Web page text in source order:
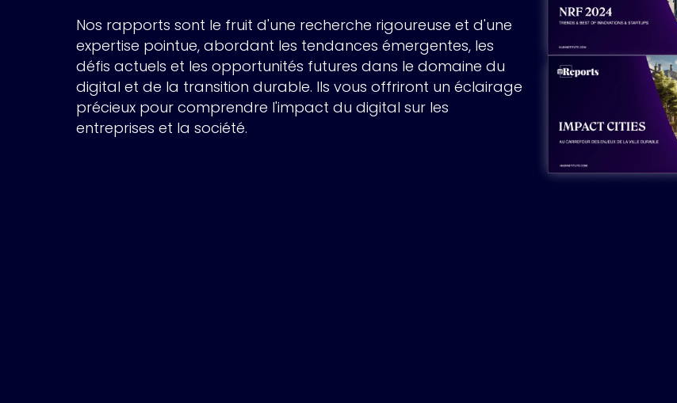
Nos rapports sont le fruit d'une recherche rigoureuse et d'une
expertise pointue, abordant les tendances émergentes, les
défis actuels et les opportunités futures dans le domaine du
digital et de la transition durable. Ils vous offriront un éclairage
précieux pour comprendre l'impact du digital sur les
entreprises et la société.